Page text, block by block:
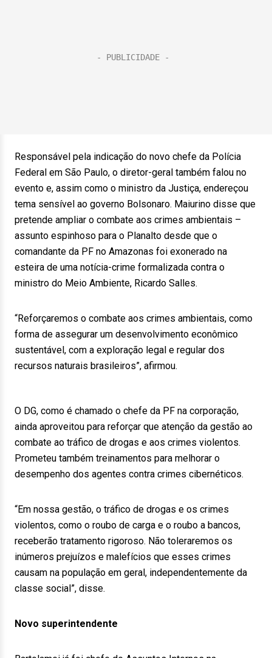
Responsável pela indicação do novo chefe da Polícia
Federal em São Paulo, o diretor-geral também falou no
evento e, assim como o ministro da Justiça, endereçou
tema sensível ao governo Bolsonaro. Maiurino disse que
pretende ampliar o combate aos crimes ambientais –
assunto espinhoso para o Planalto desde que o
comandante da PF no Amazonas foi exonerado na
esteira de uma notícia-crime formalizada contra o
ministro do Meio Ambiente, Ricardo Salles.
“Reforçaremos o combate aos crimes ambientais, como
forma de assegurar um desenvolvimento econômico
sustentável, com a exploração legal e regular dos
recursos naturais brasileiros”, afirmou.
O DG, como é chamado o chefe da PF na corporação,
ainda aproveitou para reforçar que atenção da gestão ao
combate ao tráfico de drogas e aos crimes violentos.
Prometeu também treinamentos para melhorar o
desempenho dos agentes contra crimes cibernéticos.
“Em nossa gestão, o tráfico de drogas e os crimes
violentos, como o roubo de carga e o roubo a bancos,
receberão tratamento rigoroso. Não toleraremos os
inúmeros prejuízos e malefícios que esses crimes
causam na população em geral, independentemente da
classe social”, disse.
Novo superintendente